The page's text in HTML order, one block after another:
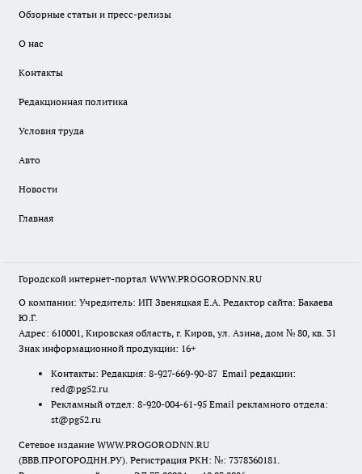
Обзорные статьи и пресс-релизы
О нас
Контакты
Редакционная политика
Условия труда
Авто
Новости
Главная
Городской интернет-портал WWW.PROGORODNN.RU
О компании: Учредитель: ИП Звеняцкая Е.А. Редактор сайта: Бакаева
Ю.Г.
Адрес: 610001, Кировская область, г. Киров, ул. Азина, дом № 80, кв. 31
Знак информационной продукции: 16+
Контакты: Редакция: 8-927-669-90-87 Email редакции:
red@pg52.ru
Рекламный отдел: 8-920-004-61-95 Email рекламного отдела:
st@pg52.ru
Сетевое издание WWW.PROGORODNN.RU
(ВВВ.ПРОГОРОДНН.РУ). Регистрация РКН: №: 7378360181.